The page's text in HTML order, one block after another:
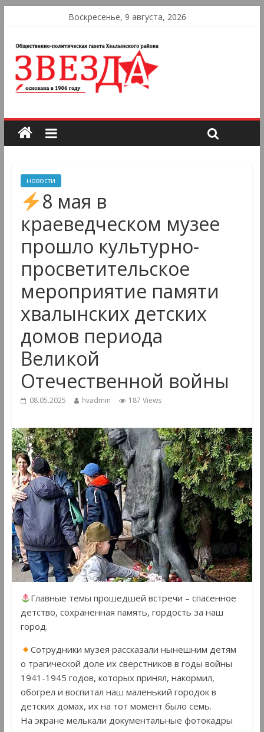
Воскресенье, 9 августа, 2026
новости
8 мая в
краеведческом музее
прошло культурно-
просветительское
мероприятие памяти
хвалынских детских
домов периода
Великой
Отечественной войны
08.05.2025 hvadmin 187 Views
Главные темы прошедшей встречи – спасенное
детство, сохраненная память, гордость за наш
город.
Сотрудники музея рассказали нынешним детям
о трагической доле их сверстников в годы войны
1941-1945 годов, которых принял, накормил,
обогрел и воспитал наш маленький городок в
детских домах, их на тот момент было семь.
На экране мелькали документальные фотокадры